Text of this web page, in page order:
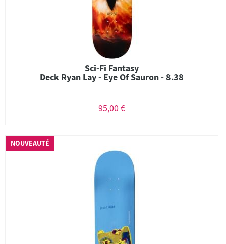
Sci-Fi Fantasy
Deck Ryan Lay - Eye Of Sauron - 8.38
95,00 €
NOUVEAUTÉ